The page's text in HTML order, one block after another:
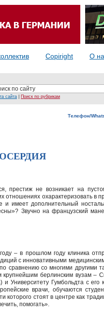
Copiright О
сайта Поиск по рубрикам
Телефон/
престиж не возникает на
охарактеризовать в
имеет дополнительный
Звучно на французский
– в прошлом году клиника
с инновативными
сравнению со многими другими
берлинским вузам –
Гумбольдта с его
врачи, обучаются
которого стоят в центре как
помогать».